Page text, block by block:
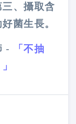
、攝取含
菌生長。
-
「不抽